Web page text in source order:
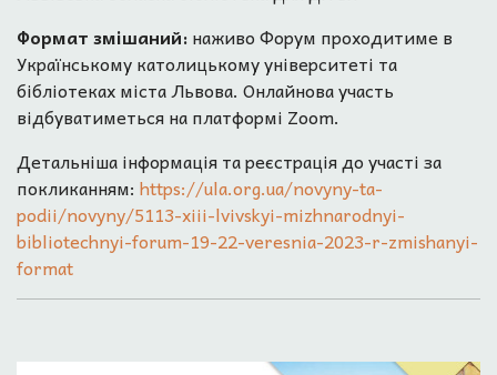
Формат змішаний:наживо Форум проходитиме в
Українському католицькому університеті та
бібліотеках міста Львова. Онлайнова участь
відбуватиметься на платформі Zoom.
Детальніша інформація та реєстрація до участі за
покликанням: https://ula.org.ua/novyny-ta-
podii/novyny/5113-xiii-lvivskyi-mizhnarodnyi-
bibliotechnyi-forum-19-22-veresnia-2023-r-zmishanyi-
format